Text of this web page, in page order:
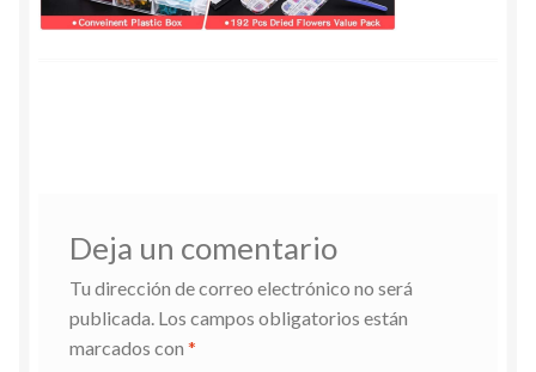
Deja un comentario
Tu dirección de correo electrónico no será
publicada. Los campos obligatorios están
marcados con *